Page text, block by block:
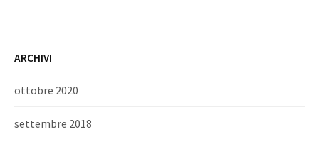
ARCHIVI
ottobre 2020
settembre 2018